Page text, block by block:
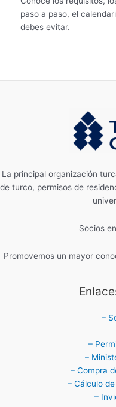
paso a paso, el
debes evitar.
La principal organización
de turco, permisos de
Socios
Promovemos un mayor
–
–
–
– Compra
– Cálculo
–